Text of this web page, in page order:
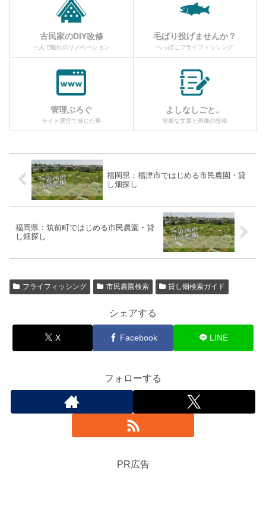
古民家のDIY改修
一人で離れのリノベーション
毛ばり投げませんか？
へっぽこフライフィッシング
管理ぶろぐ
サイト運営で感じた事
よしなしごと。
簡単な文章と画像の投稿
福岡県：福津市ではじめる市民農園・貸
し畑探し
福岡県：筑前町ではじめる市民農園・貸
し畑探し
フライフィッシング 市民農園検索 貸し畑検索ガイド
シェアする
X Facebook LINE
フォローする
PR広告